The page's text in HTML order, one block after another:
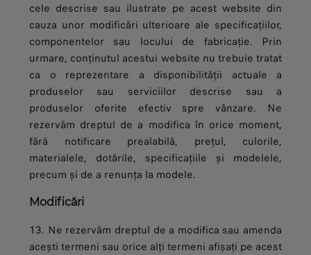
cele descrise sau ilustrate pe acest website din
cauza unor modificări ulterioare ale specificațiilor,
componentelor sau locului de fabricație. Prin
urmare, conținutul acestui website nu trebuie tratat
ca o reprezentare a disponibilității actuale a
produselor sau serviciilor descrise sau a
produselor oferite efectiv spre vânzare. Ne
rezervăm dreptul de a modifica în orice moment,
fără notificare prealabilă, prețul, culorile,
materialele, dotările, specificațiile și modelele,
precum și de a renunța la modele.
Modificări
13. Ne rezervăm dreptul de a modifica sau amenda
acești termeni sau orice alți termeni afișați pe acest